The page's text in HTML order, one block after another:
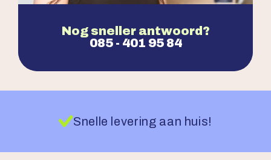
Nog sneller antwoord?
085 - 401 95 84
Snelle levering aan huis!